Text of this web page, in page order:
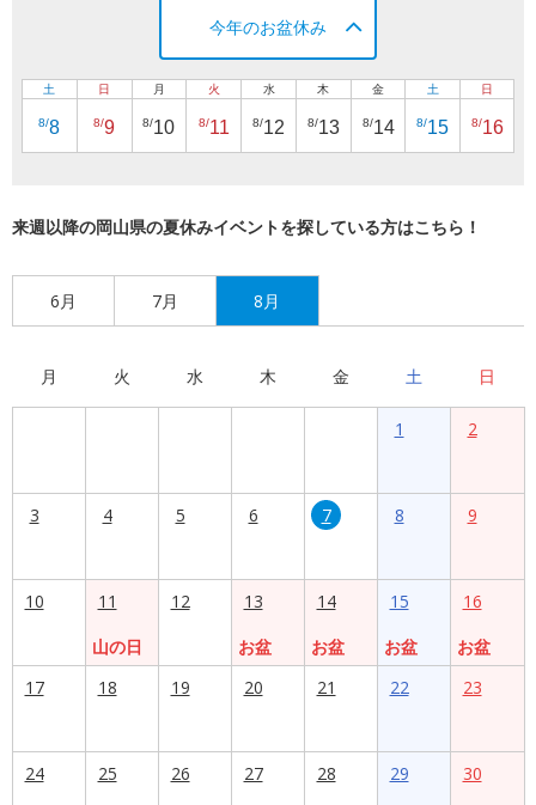
今年のお盆休み
土
8/8
日
8/9
月
8/10
火
8/11
水
8/12
木
8/13
金
8/14
土
8/15
日
8/16
来週以降の岡山県の夏休みイベントを探している方はこちら！
6月 7月 8月
月 火 水 木 金 土 日
1 2
3 4 5 6 7 8 9
10
11
山の日
12
13
お盆
14
お盆
15
お盆
16
お盆
17
18 19 20 21 22 23
24 25 26 27 28 29 30